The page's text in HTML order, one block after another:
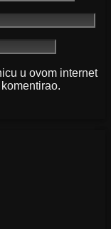
u ovom internet